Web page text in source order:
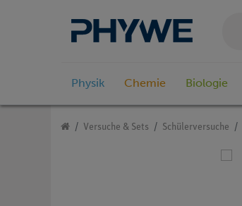
Physik Chemie Biologie
Versuche & Sets Schülerversuche